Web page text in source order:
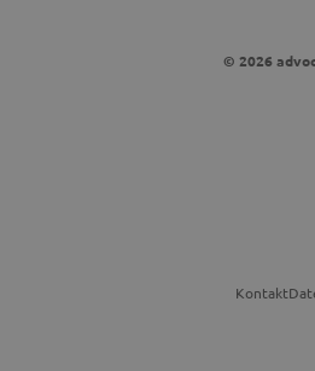
© 2026
Kontakt